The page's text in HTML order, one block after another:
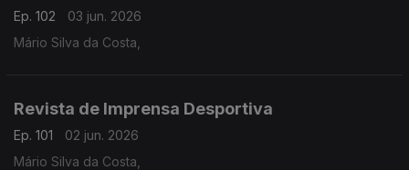
Ep. 102
03 jun. 2026
Mário Silva da Costa,
Revista de Imprensa Desportiva
Ep. 101
02 jun. 2026
Mário Silva da Costa,